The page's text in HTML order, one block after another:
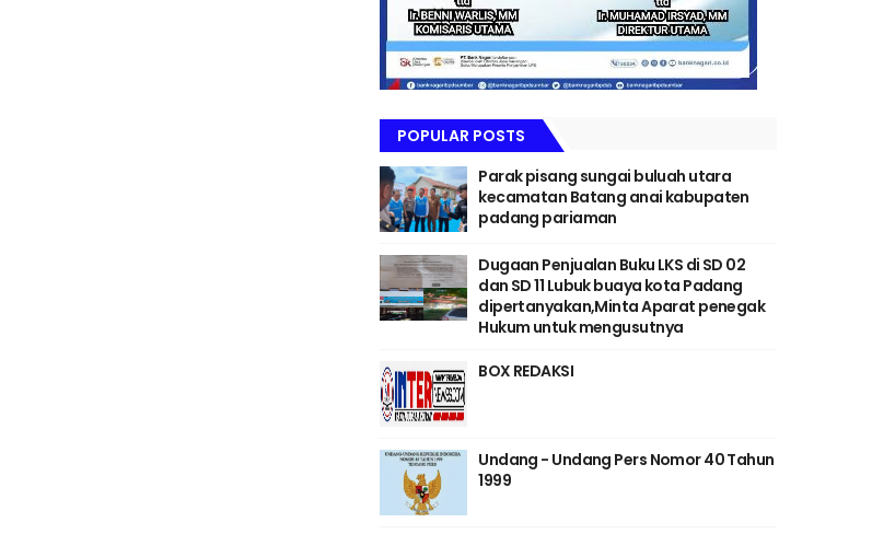
POPULAR POSTS
Parak pisang sungai buluah utara
kecamatan Batang anai kabupaten
padang pariaman
Dugaan Penjualan Buku LKS di SD 02
dan SD 11 Lubuk buaya kota Padang
dipertanyakan,Minta Aparat penegak
Hukum untuk mengusutnya
BOX REDAKSI
Undang - Undang Pers Nomor 40 Tahun
1999